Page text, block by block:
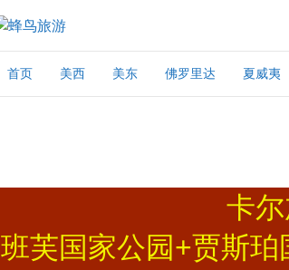
首页 美西 美东 佛罗里达 夏威夷
卡
班芙国家公园+贾斯